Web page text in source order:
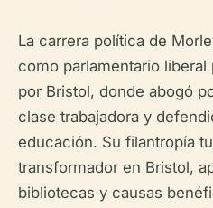
La carrera política de
como parlamentario
por Bristol, donde abogó
clase trabajadora y
educación. Su filantropía
transformador en Bristol,
bibliotecas y causas